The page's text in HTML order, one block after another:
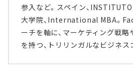
参入など。スペイン、
大学院、International MBA。
ーチを軸に、マーケティング戦
を持つ、トリリンガルなビジネス